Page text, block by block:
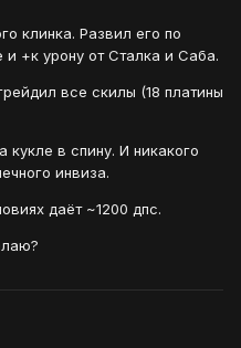
клинка. Развил его по
+к урону от Сталка и Саба.
все скилы (18 платины
кукле в спину. И никакого
инвиза.
даёт ~1200 дпс.